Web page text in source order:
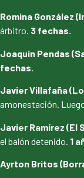
Romina González
árbitro. 3 fechas.
Joaquín Pendas
fechas.
Javier Villafaña
amonestación.
Javier Ramírez (El
el balón detenido. 1
Ayrton Britos